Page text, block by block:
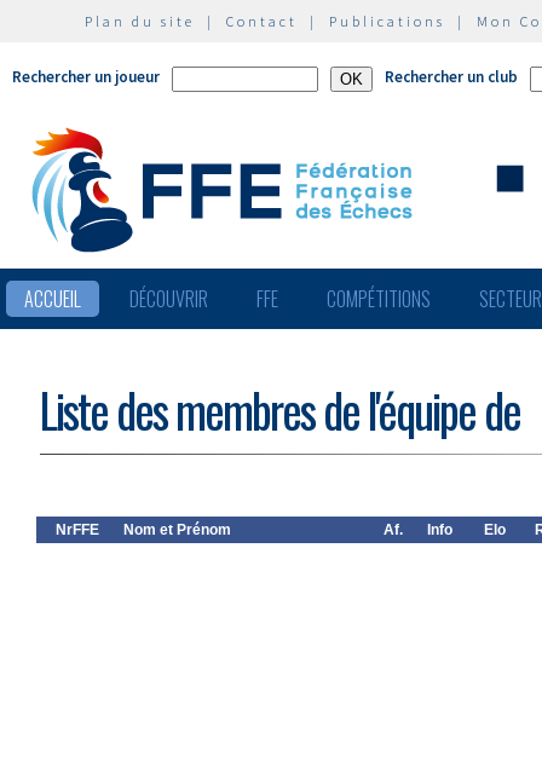
Plan du site | Contact | Publications | Mon
Rechercher un joueur Rechercher un club
ACCUEIL DÉCOUVRIR FFE COMPÉTITIONS
Liste des membres de l'équipe de
NrFFE Nom et Prénom Af. Info Elo